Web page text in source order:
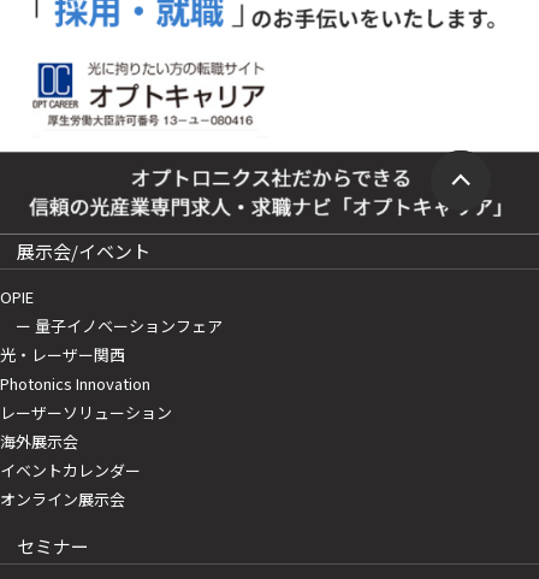
展示会/イベント
OPIE
ー 量子イノベーションフェア
光・レーザー関西
Photonics Innovation
レーザーソリューション
海外展示会
イベントカレンダー
オンライン展示会
セミナー